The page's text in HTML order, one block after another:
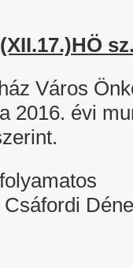
Város
2016. évi
folyamatos